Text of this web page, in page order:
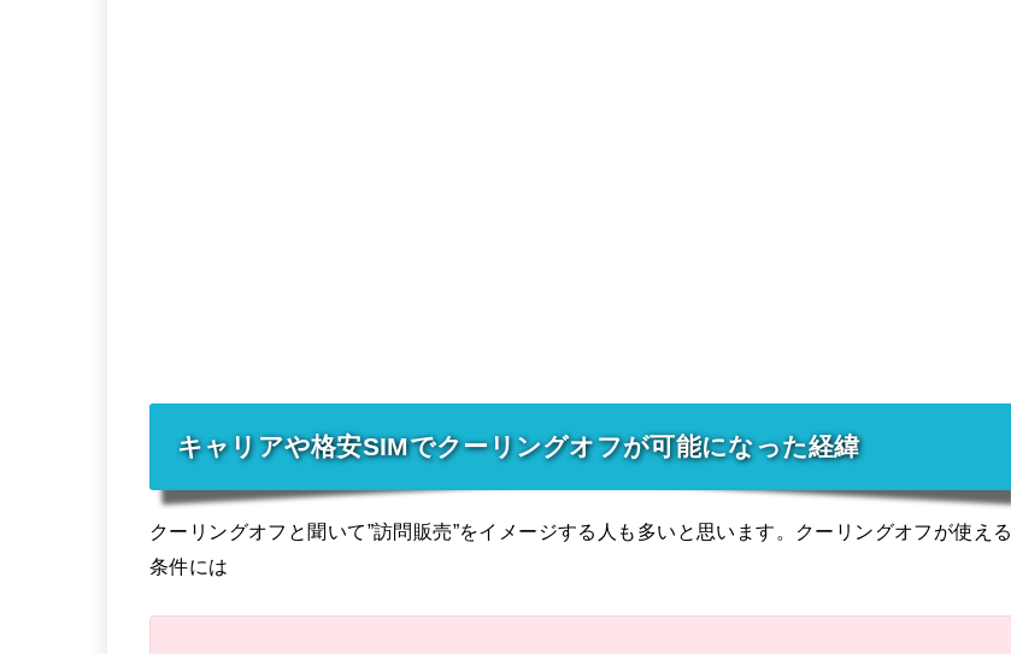
キャリアや格安SIMでクーリングオフが可能になった経緯
クーリングオフと聞いて”訪問販売”をイメージする人も多いと思います。クーリングオフが使える
条件には